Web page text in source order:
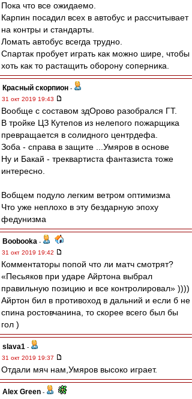
Пока что все ожидаемо.
Карпин посадил всех в автобус и рассчитывает
на контры и стандарты.
Ломать автобус всегда трудно.
Спартак пробует играть как можно шире, чтобы
хоть как то растащить оборону соперника.
Красный скорпион -
31 окт 2019 19:43
Вообще с составом здОрово разобрался ГТ.
В тройке ЦЗ Кутепов из нелепого пожарщика
превращается в солидного центрдефа.
Зоба - справа в защите ...Умяров в основе
Ну и Бакай - треквартиста фантазиста тоже
интересно.
Вобщем подуло легким ветром оптимизма
Что уже неплохо в эту бездарную эпоху
федунизма
Boobooka -
31 окт 2019 19:42
Комментаторы попой что ли матч смотрят?
«Песьяков при ударе Айртона выбрал
правильную позицию и все контролировал» ))))
Айртон бил в противоход в дальний и если б не
спина ростовчанина, то скорее всего был бы
гол )
slava1 -
31 окт 2019 19:37
Отдали мяч нам,Умяров высоко играет.
Alex Green -